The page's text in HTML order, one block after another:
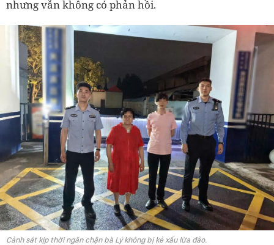
nhưng vẫn không có phản hồi.
Cảnh sát kịp thời ngăn chặn bà Lý không bị kẻ xấu lừa đảo.